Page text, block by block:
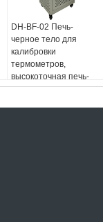
DH-BF-02 Печь-
черное тело для
калибровки
термометров,
высокоточная печь-
черное тело с